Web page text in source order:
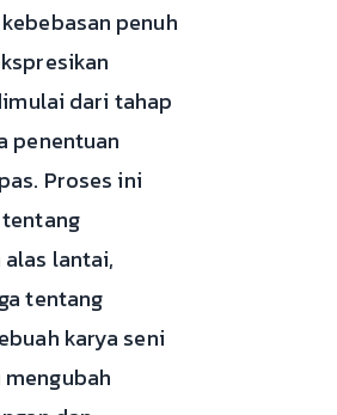
penuh
dari tahap
penentuan
Proses ini
lantai,
tentang
karya seni